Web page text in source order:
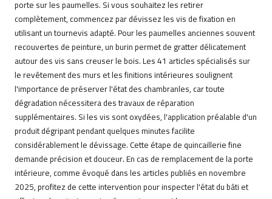
porte sur les paumelles. Si vous souhaitez les retirer
complètement, commencez par dévissez les vis de fixation en
utilisant un tournevis adapté. Pour les paumelles anciennes souvent
recouvertes de peinture, un burin permet de gratter délicatement
autour des vis sans creuser le bois. Les 41 articles spécialisés sur
le revêtement des murs et les finitions intérieures soulignent
l'importance de préserver l'état des chambranles, car toute
dégradation nécessitera des travaux de réparation
supplémentaires. Si les vis sont oxydées, l'application préalable d'un
produit dégripant pendant quelques minutes facilite
considérablement le dévissage. Cette étape de quincaillerie fine
demande précision et douceur. En cas de remplacement de la porte
intérieure, comme évoqué dans les articles publiés en novembre
2025, profitez de cette intervention pour inspecter l'état du bâti et